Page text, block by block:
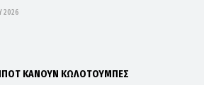
2026
ΚΑΝΟΥΝ ΚΩΛΟΤΟΥΜΠΕΣ